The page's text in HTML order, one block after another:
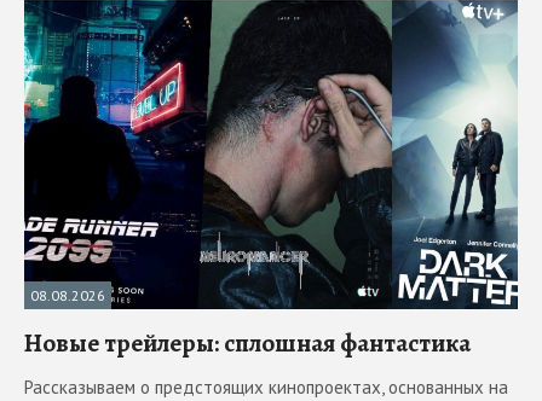
08.08.2026
Новые трейлеры: сплошная фантастика
Рассказываем о предстоящих кинопроектах, основанных на